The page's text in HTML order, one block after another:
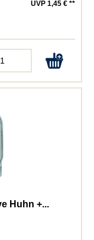
UVP 1,45 € **
Huhn +...